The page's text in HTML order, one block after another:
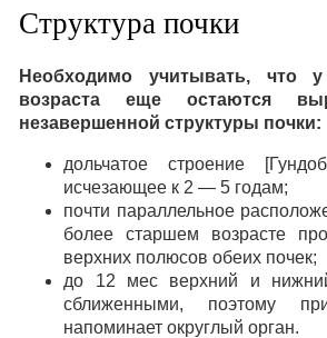
Структура почки
Необходимо учитывать, что
возраста еще остаются
незавершенной структуры почки:
дольчатое строение
исчезающее к 2 — 5 годам;
почти параллельное
более старшем возрасте
верхних полюсов обеих почек;
до 12 мес верхний и
сближенными, поэтому
напоминает округлый орган.